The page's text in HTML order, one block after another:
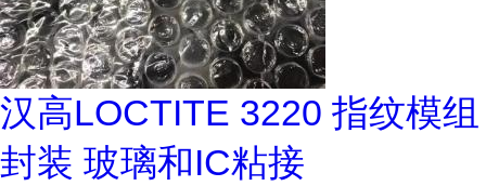
汉高LOCTITE 3220 指纹模组
封装 玻璃和IC粘接